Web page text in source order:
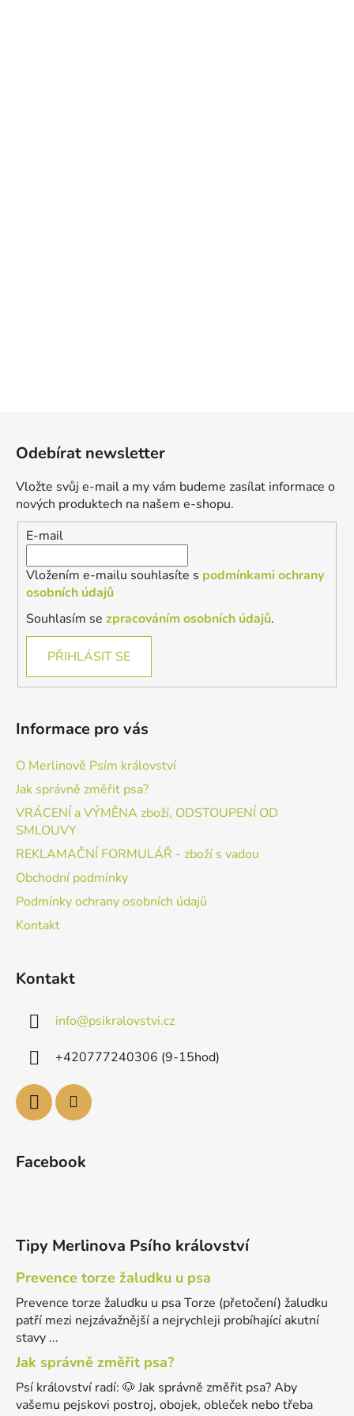
Odebírat newsletter
Vložte svůj e-mail a my vám budeme zasílat informace o
nových produktech na našem e-shopu.
E-mail
Vložením e-mailu souhlasíte s podmínkami ochrany
osobních údajů
Souhlasím se zpracováním osobních údajů.
PŘIHLÁSIT SE
Informace pro vás
O Merlinově Psím království
Jak správně změřit psa?
VRÁCENÍ a VÝMĚNA zboží, ODSTOUPENÍ OD
SMLOUVY
REKLAMAČNÍ FORMULÁŘ - zboží s vadou
Obchodní podmínky
Podmínky ochrany osobních údajů
Kontakt
Kontakt
info@psikralovstvi.cz
+420777240306 (9-15hod)
Facebook
Tipy Merlinova Psího království
Prevence torze žaludku u psa
Prevence torze žaludku u psa Torze (přetočení) žaludku
patří mezi nejzávažnější a nejrychleji probíhající akutní
stavy ...
Jak správně změřit psa?
Psí království radí: 🐶 Jak správně změřit psa? Aby
vašemu pejskovi postroj, obojek, obleček nebo třeba